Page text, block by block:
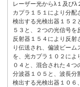
レーザー光からλ１及び
カプラ１５１により分配
検出する光検出器１５２
５３と、２つの光信号
反射器１５４により反射
り伝送され、偏波ビー
を、光カプラ１０２によ
０４と、混合された４
分波器１０５と、波長分
検出する光検出器１０６